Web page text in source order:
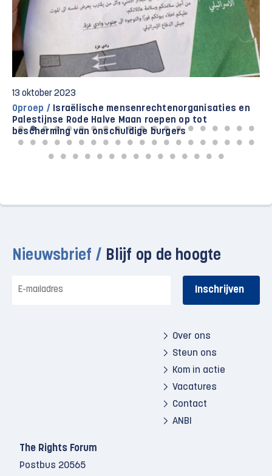
13 oktober 2023
Oproep /Israëlische mensenrechtenorganisaties en
Palestijnse Rode Halve Maan roepen op tot
bescherming van onschuldige burgers
Nieuwsbrief / Blijf op de hoogte
mailadres
Over ons
Steun ons
Kom in actie
Vacatures
Contact
ANBI
The Rights Forum
Postbus 20565